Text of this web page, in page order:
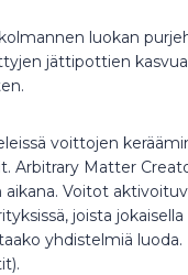
luokan
jättipottien kasvua
voittojen
Matter
Voitot
joista
yhdistelmiä